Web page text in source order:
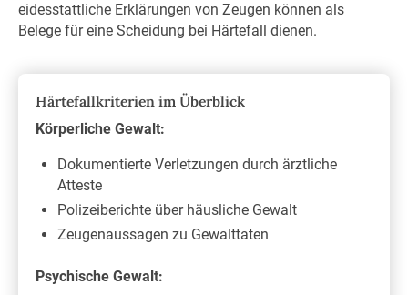
eidesstattliche Erklärungen von Zeugen können als
Belege für eine Scheidung bei Härtefall dienen.
Härtefallkriterien im Überblick
Körperliche Gewalt:
Dokumentierte Verletzungen durch ärztliche
Atteste
Polizeiberichte über häusliche Gewalt
Zeugenaussagen zu Gewalttaten
Psychische Gewalt: